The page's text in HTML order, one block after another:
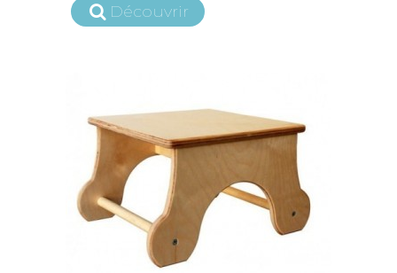
Découvrir